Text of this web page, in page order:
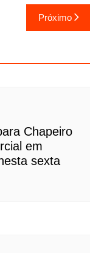
Próximo
Chapeiro
em
sexta